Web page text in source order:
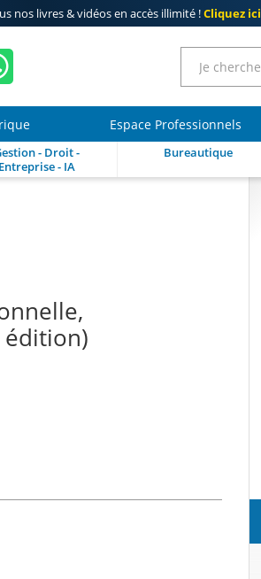
nos livres & vidéos en accès illimité !Cliquez ici
Espace Professionnels
- Droit -
Entreprise - IA
Bureautique